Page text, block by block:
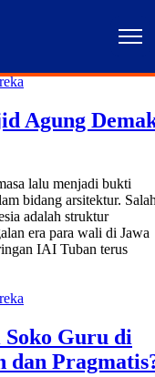
Agung
lalu menjadi bukti
bidang arsitektur.
adalah struktur
era para wali di Jawa
IAI Tuban terus
Guru di
dan